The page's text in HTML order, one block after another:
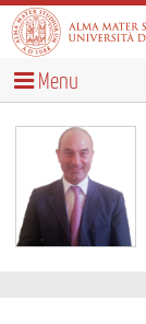
Menu